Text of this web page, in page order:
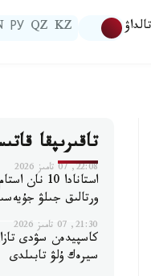
تالداۋ KZ
QZ
РУ
تاقىرىپقا
22:08, 07 تامىز 2026
استانادا
ورتالىق جىلۋ
21:30, 07 تامىز 2026
كاسپيدەن سۋدى
سيرەك ۇلۋ تابىلدى